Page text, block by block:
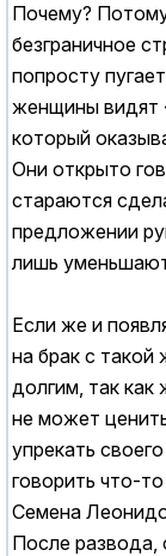
Почему?
безграничное
попросту
женщины видят
который
Они открыто
стараются
предложении
лишь
Если же и
на брак с такой
долгим, так
не может
упрекать
говорить что-
Семена
После развода,